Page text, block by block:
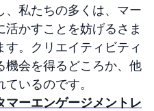
私たちの多くは、マー
かすことを妨げるさま
。クリエイティビティ
機会を得るどころか、他
いるのです。
ーエンゲージメントレ